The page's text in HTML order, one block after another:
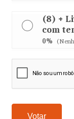
(8) +
com
0%